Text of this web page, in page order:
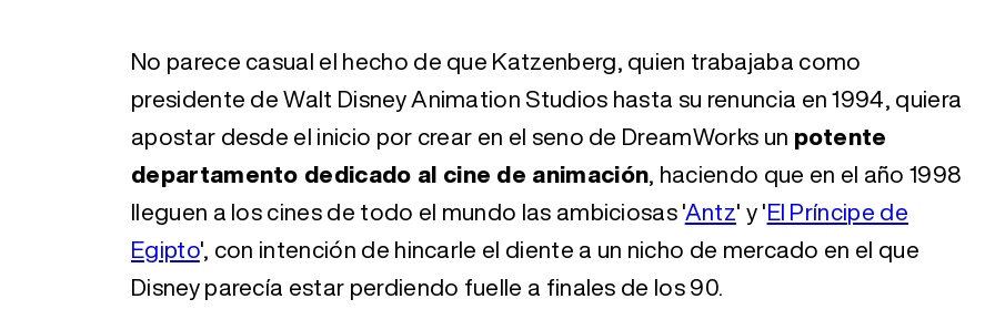
No parece casual el hecho de que Katzenberg, quien trabajaba como
presidente de Walt Disney Animation Studios hasta su renuncia en 1994, quiera
apostar desde el inicio por crear en el seno de DreamWorks un potente
departamento dedicado al cine de animación, haciendo que en el año 1998
lleguen a los cines de todo el mundo las ambiciosas 'Antz' y 'El Príncipe de
Egipto', con intención de hincarle el diente a un nicho de mercado en el que
Disney parecía estar perdiendo fuelle a finales de los 90.